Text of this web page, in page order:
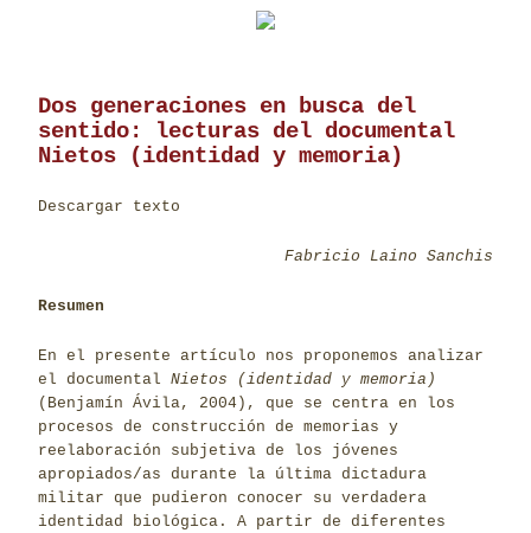
Dos generaciones en busca del
sentido: lecturas del documental
Nietos (identidad y memoria)
Descargar texto
Fabricio Laino Sanchis
Resumen
En el presente artículo nos proponemos analizar
el documental Nietos (identidad y memoria)
(Benjamín Ávila, 2004), que se centra en los
procesos de construcción de memorias y
reelaboración subjetiva de los jóvenes
apropiados/as durante la última dictadura
militar que pudieron conocer su verdadera
identidad biológica. A partir de diferentes